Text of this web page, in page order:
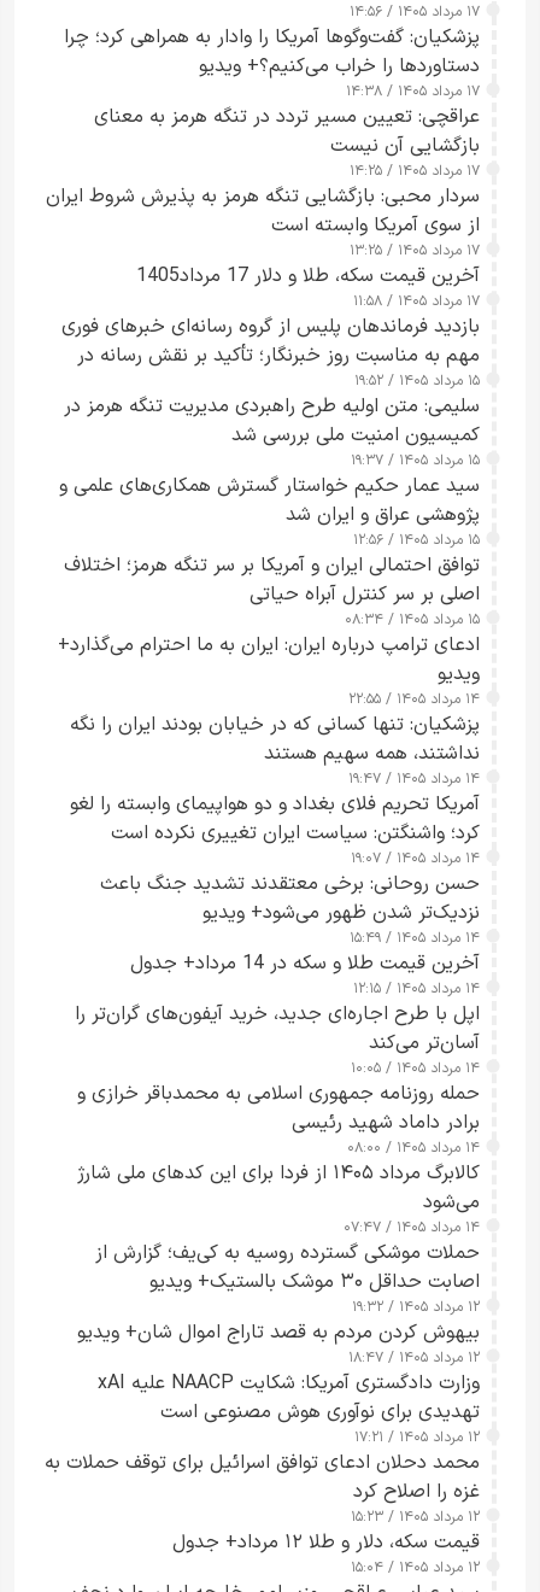
۱۷ مرداد ۱۴۰۵ / ۱۴:۵۶
پزشکیان: گفت‌وگوها آمریکا را وادار به همراهی کرد؛ چرا
دستاوردها را خراب می‌کنیم؟+ ویدیو
۱۷ مرداد ۱۴۰۵ / ۱۴:۳۸
عراقچی: تعیین مسیر تردد در تنگه هرمز به معنای
بازگشایی آن نیست
۱۷ مرداد ۱۴۰۵ / ۱۴:۲۵
سردار محبی: بازگشایی تنگه هرمز به پذیرش شروط ایران
از سوی آمریکا وابسته است
۱۷ مرداد ۱۴۰۵ / ۱۳:۲۵
آخرین قیمت سکه، طلا و دلار 17 مرداد1405
۱۷ مرداد ۱۴۰۵ / ۱۱:۵۸
بازدید فرماندهان پلیس از گروه رسانه‌ای خبرهای فوری
مهم به مناسبت روز خبرنگار؛ تأکید بر نقش رسانه در
تقویت امنیت و اعتماد عمومی
۱۵ مرداد ۱۴۰۵ / ۱۹:۵۲
سلیمی: متن اولیه طرح راهبردی مدیریت تنگه هرمز در
کمیسیون امنیت ملی بررسی شد
۱۵ مرداد ۱۴۰۵ / ۱۹:۳۷
سید عمار حکیم خواستار گسترش همکاری‌های علمی و
پژوهشی عراق و ایران شد
۱۵ مرداد ۱۴۰۵ / ۱۲:۵۶
توافق احتمالی ایران و آمریکا بر سر تنگه هرمز؛ اختلاف
اصلی بر سر کنترل آبراه حیاتی
۱۵ مرداد ۱۴۰۵ / ۰۸:۳۴
ادعای ترامپ درباره ایران: ایران به ما احترام می‌گذارد+
ویدیو
۱۴ مرداد ۱۴۰۵ / ۲۲:۵۵
پزشکیان: تنها کسانی که در خیابان بودند ایران را نگه
نداشتند، همه سهیم هستند
۱۴ مرداد ۱۴۰۵ / ۱۹:۴۷
آمریکا تحریم فلای بغداد و دو هواپیمای وابسته را لغو
کرد؛ واشنگتن: سیاست ایران تغییری نکرده است
۱۴ مرداد ۱۴۰۵ / ۱۹:۰۷
حسن روحانی: برخی معتقدند تشدید جنگ باعث
نزدیک‌تر شدن ظهور می‌شود+ ویدیو
۱۴ مرداد ۱۴۰۵ / ۱۵:۴۹
آخرین قیمت طلا و سکه در 14 مرداد+ جدول
۱۴ مرداد ۱۴۰۵ / ۱۲:۱۵
اپل با طرح اجاره‌ای جدید، خرید آیفون‌های گران‌تر را
آسان‌تر می‌کند
۱۴ مرداد ۱۴۰۵ / ۱۰:۰۵
حمله روزنامه جمهوری اسلامی به محمدباقر خرازی و
برادر داماد شهید رئیسی
۱۴ مرداد ۱۴۰۵ / ۰۸:۰۰
کالابرگ مرداد ۱۴۰۵ از فردا برای این کدهای ملی شارژ
می‌شود
۱۴ مرداد ۱۴۰۵ / ۰۷:۴۷
حملات موشکی گسترده روسیه به کی‌یف؛ گزارش از
اصابت حداقل ۳۰ موشک بالستیک+ ویدیو
۱۲ مرداد ۱۴۰۵ / ۱۹:۳۲
بیهوش کردن مردم به قصد تاراج اموال شان+ ویدیو
۱۲ مرداد ۱۴۰۵ / ۱۸:۴۷
وزارت دادگستری آمریکا: شکایت NAACP علیه xAI
تهدیدی برای نوآوری هوش مصنوعی است
۱۲ مرداد ۱۴۰۵ / ۱۷:۲۱
محمد دحلان ادعای توافق اسرائیل برای توقف حملات به
غزه را اصلاح کرد
۱۲ مرداد ۱۴۰۵ / ۱۵:۲۳
قیمت سکه، دلار و طلا ۱۲ مرداد+ جدول
۱۲ مرداد ۱۴۰۵ / ۱۵:۰۴